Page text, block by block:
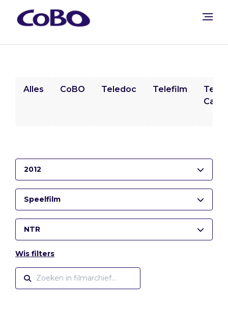
Alles CoBO Teledoc Telefilm
2012
Speelfilm
NTR
Wis filters